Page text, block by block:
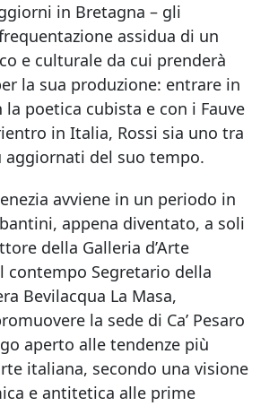
in Bretagna – gli
assidua di un
e culturale da cui prenderà
la sua produzione: entrare in
poetica cubista e con i Fauve
in Italia, Rossi sia uno tra
del suo tempo.
avviene in un periodo in
appena diventato, a soli
della Galleria d’Arte
contempo Segretario della
Bevilacqua La Masa,
la sede di Ca’ Pesaro
aperto alle tendenze più
italiana, secondo una visione
e antitetica alle prime